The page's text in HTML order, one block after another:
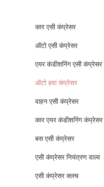
कार एसी कंप्रेसर
ऑटो एसी कंप्रेसर
एयर कंडीशनिंग एसी कंप्रेसर
ऑटो हवा कंप्रेसर
वाहन एसी कंप्रेसर
कार एयर कंडीशनिंग कंप्रेसर
बस एसी कंप्रेसर
एसी कंप्रेसर नियंत्रण वाल्व
एसी कंप्रेसर क्लच